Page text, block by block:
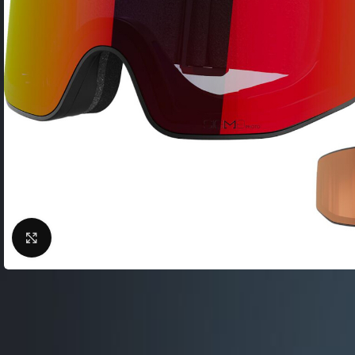
электрические
Велосипеды городские
Велосипеды складные
Велосипеды детские
Велосипеды женские
Шлема велосипедные
Замки для велосипеда
Сигналы для
Велоподножки
Крылья для
Кейсы для велосипедов
Велокомпьютеры
Защита тела